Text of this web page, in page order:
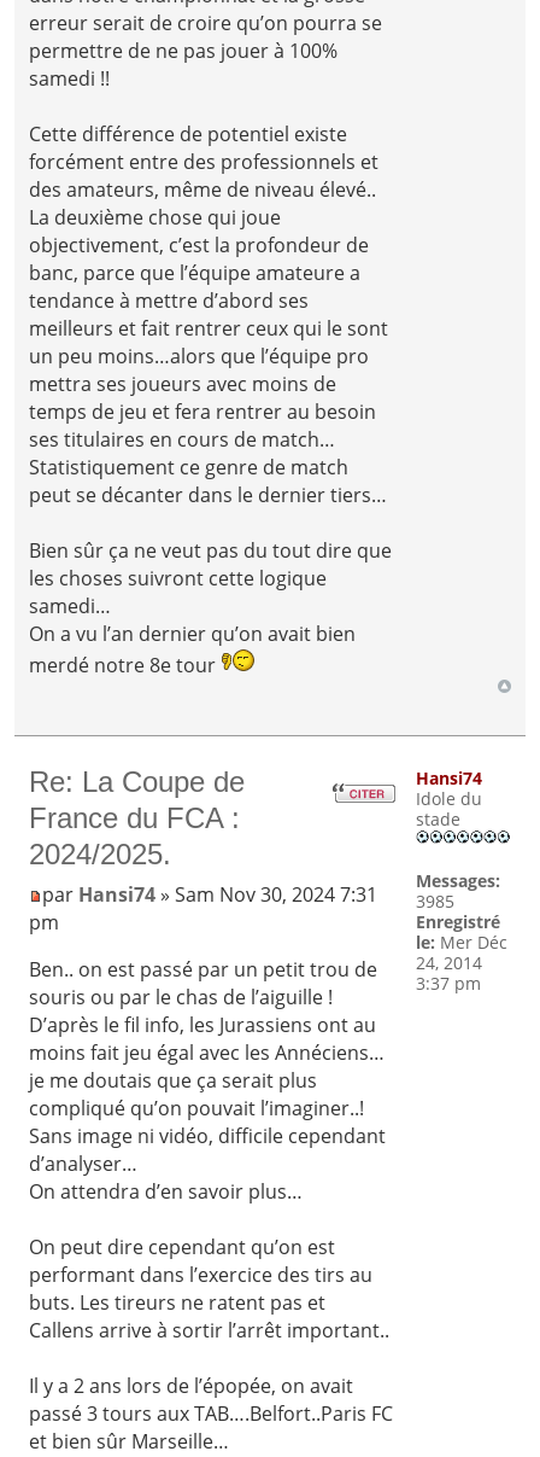
erreur serait de croire qu’on pourra se
permettre de ne pas jouer à 100%
samedi !!
Cette différence de potentiel existe
forcément entre des professionnels et
des amateurs, même de niveau élevé..
La deuxième chose qui joue
objectivement, c’est la profondeur de
banc, parce que l’équipe amateure a
tendance à mettre d’abord ses
meilleurs et fait rentrer ceux qui le sont
un peu moins…alors que l’équipe pro
mettra ses joueurs avec moins de
temps de jeu et fera rentrer au besoin
ses titulaires en cours de match…
Statistiquement ce genre de match
peut se décanter dans le dernier tiers…
Bien sûr ça ne veut pas du tout dire que
les choses suivront cette logique
samedi…
On a vu l’an dernier qu’on avait bien
merdé notre 8e tour
Re: La Coupe de
France du FCA :
2024/2025.
par Hansi74» Sam Nov 30, 2024 7:31
pm
Ben.. on est passé par un petit trou de
souris ou par le chas de l’aiguille !
D’après le fil info, les Jurassiens ont au
moins fait jeu égal avec les Annéciens…
je me doutais que ça serait plus
compliqué qu’on pouvait l’imaginer..!
Sans image ni vidéo, difficile cependant
d’analyser…
On attendra d’en savoir plus…
On peut dire cependant qu’on est
performant dans l’exercice des tirs au
buts. Les tireurs ne ratent pas et
Callens arrive à sortir l’arrêt important..
Il y a 2 ans lors de l’épopée, on avait
passé 3 tours aux TAB….Belfort..Paris FC
et bien sûr Marseille…
Hansi74
Idole du
stade
Messages:
3985
Enregistré
le: Mer Déc
24, 2014
3:37 pm